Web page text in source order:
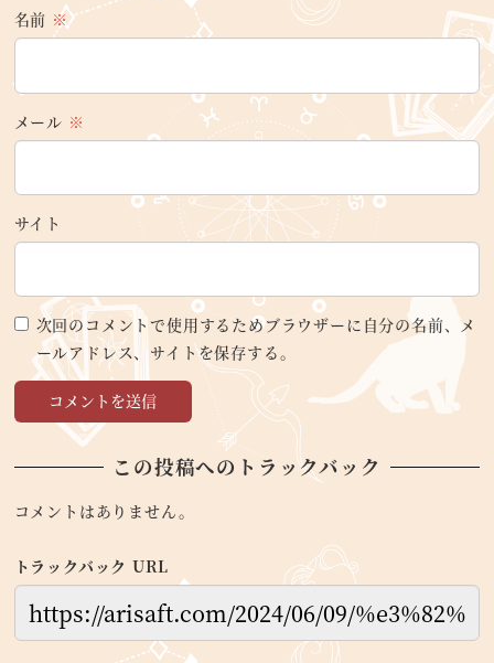
名前 ※
メール ※
サイト
次回のコメントで使用するためブラウザーに自分の名前、メ
ールアドレス、サイトを保存する。
この投稿へのトラックバック
コメントはありません。
トラックバック URL